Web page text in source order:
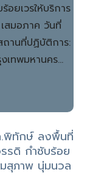
อยเวรให้บริการ
สมอภาค วันที่
ถานที่ปฏิบัติการ:
เทพมหานคร…
.พิทักษ์ ลงพื้นที่
รดิ กำชับร้อย
มสุภาพ นุ่มนวล